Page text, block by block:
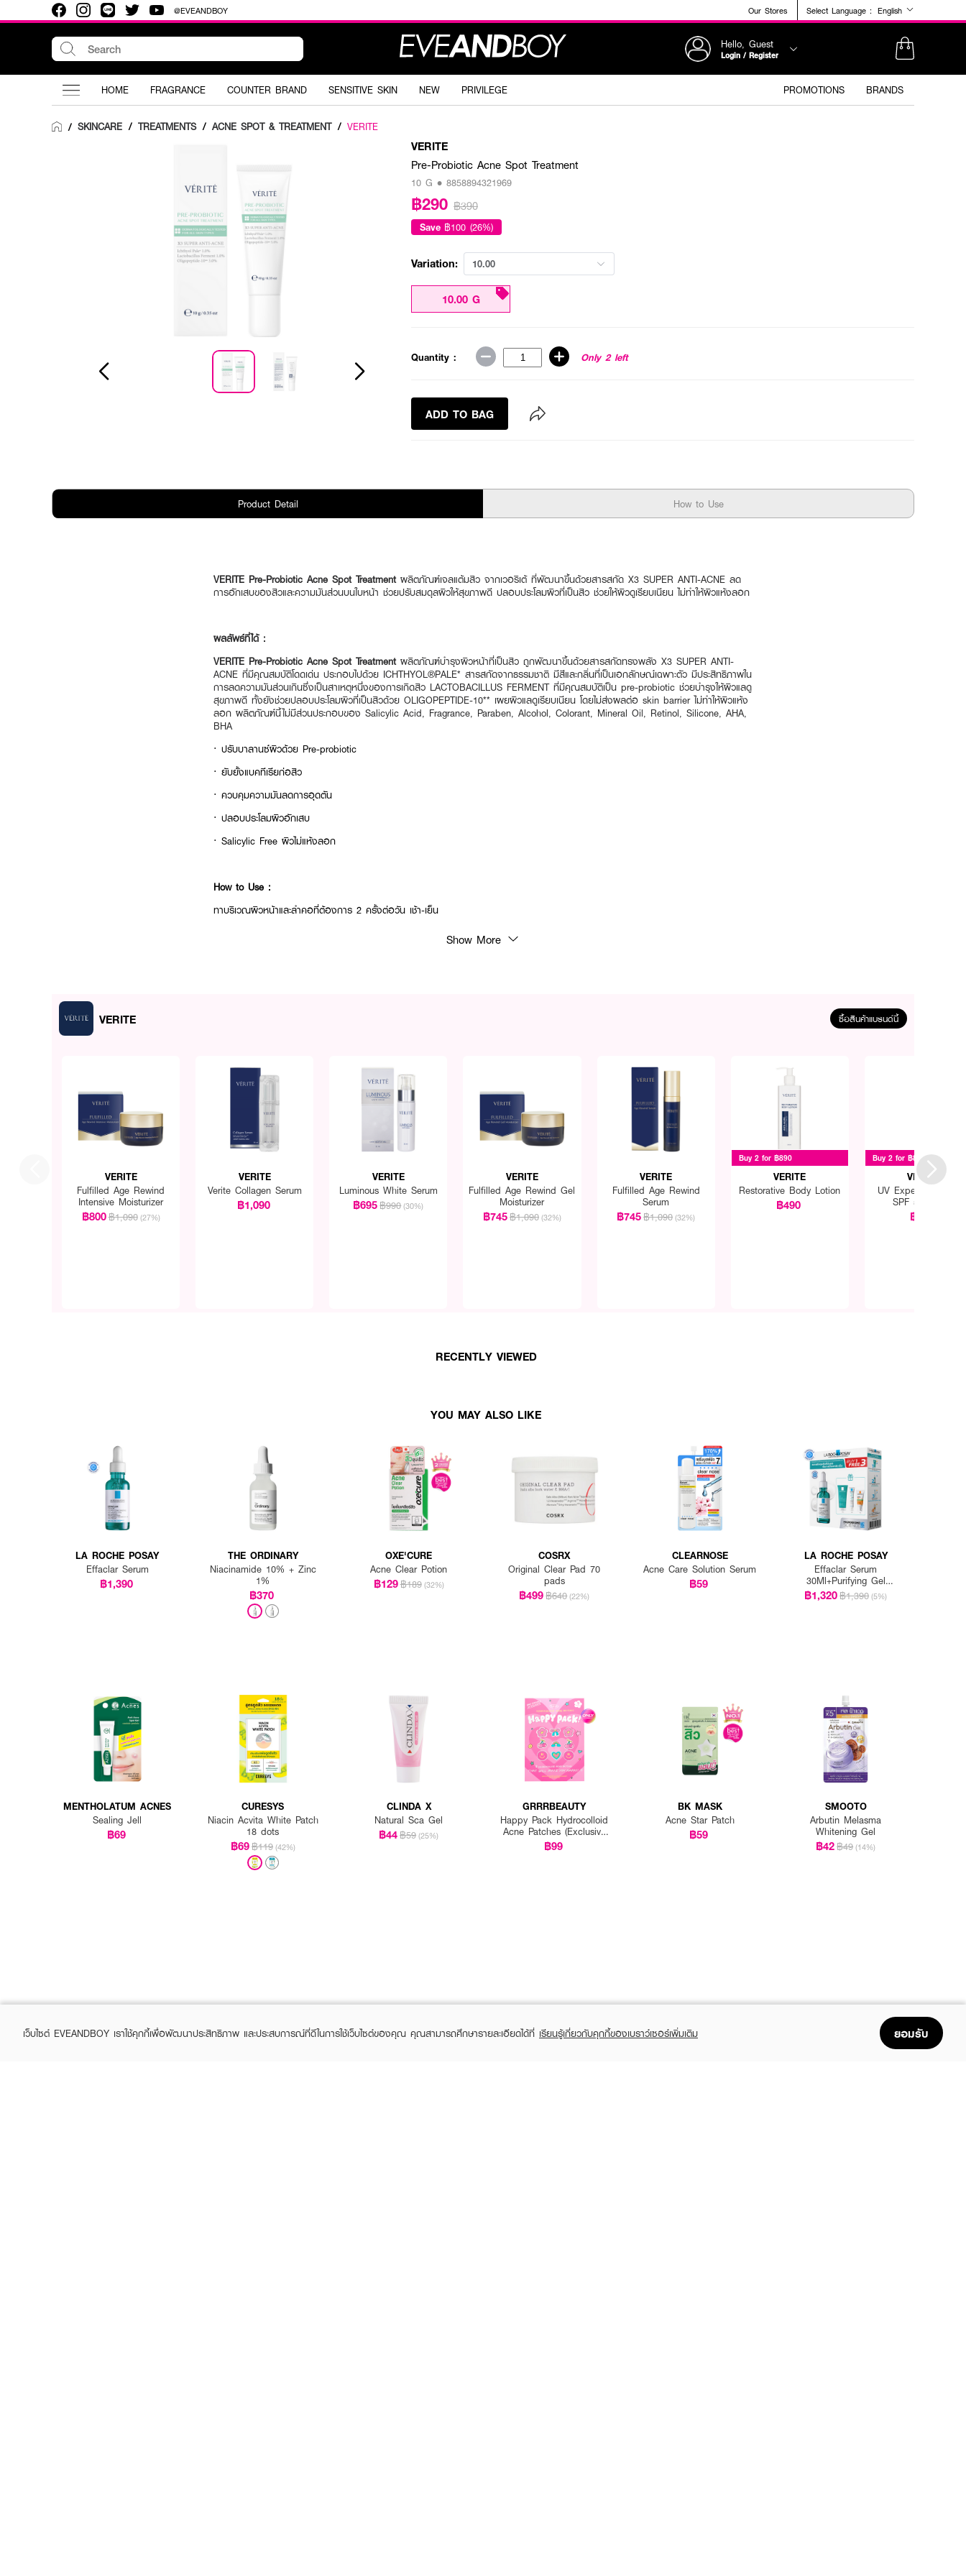
@EVEANDBOY Our Stores Select Language : English
Hello, Guest
Login / Register
HOME FRAGRANCE COUNTER BRAND SENSITIVE SKIN NEW PRIVILEGE PROMOTIONS BRANDS
/ SKINCARE / TREATMENTS / ACNE SPOT & TREATMENT / VERITE
VERITE
Pre-Probiotic Acne Spot Treatment
10 G • 8858894321969
฿290 ฿390
Save ฿100 (26%)
Variation: 10.00
10.00 G
Quantity : Only 2 left
ADD TO BAG
Product Detail How to Use
VERITE Pre-Probiotic Acne Spot Treatment ผลิตภัณฑ์เจลแต้มสิว จากเวอริเต้ ที่พัฒนาขึ้นด้วยสารสกัด X3 SUPER ANTI-ACNE ลด
การอักเสบของสิวและความมันส่วนบนใบหน้า ช่วยปรับสมดุลผิวให้สุขภาพดี ปลอบประโลมผิวที่เป็นสิว ช่วยให้ผิวดูเรียบเนียน ไม่ทำให้ผิวแห้งลอก
ผลลัพธ์ที่ได้ :
VERITE Pre-Probiotic Acne Spot Treatment ผลิตภัณฑ์บำรุงผิวหน้าที่เป็นสิว ถูกพัฒนาขึ้นด้วยสารสกัดทรงพลัง X3 SUPER ANTI-
ACNE ที่มีคุณสมบัติโดดเด่น ประกอบไปด้วย ICHTHYOL®PALE* สารสกัดจากธรรมชาติ มีสีและกลิ่นที่เป็นเอกลักษณ์เฉพาะตัว มีประสิทธิภาพใน
การลดความมันส่วนเกินซึ่งเป็นสาเหตุหนึ่งของการเกิดสิว LACTOBACILLUS FERMENT ที่มีคุณสมบัติเป็น pre-probiotic ช่วยบำรุงให้ผิวแลดู
สุขภาพดี ทั้งยังช่วยปลอบประโลมผิวที่เป็นสิวด้วย OLIGOPEPTIDE-10** เผยผิวแลดูเรียบเนียน โดยไม่ส่งผลต่อ skin barrier ไม่ทำให้ผิวแห้ง
ลอก ผลิตภัณฑ์นี้ไม่มีส่วนประกอบของ Salicylic Acid, Fragrance, Paraben, Alcohol, Colorant, Mineral Oil, Retinol, Silicone, AHA,
BHA
· ปรับบาลานซ์ผิวด้วย Pre-probiotic
· ยับยั้งแบคทีเรียก่อสิว
· ควบคุมความมันลดการอุดตัน
· ปลอบประโลมผิวอักเสบ
· Salicylic Free ผิวไม่แห้งลอก
How to Use :
ทาบริเวณผิวหน้าและลำคอที่ต้องการ 2 ครั้งต่อวัน เช้า-เย็น
Show More
VERITE ซื้อสินค้าแบรนด์นี้
VERITE
Fulfilled Age Rewind
Intensive Moisturizer
฿800฿1,090 (27%)
VERITE
Verite Collagen Serum
฿1,090
VERITE
Luminous White Serum
฿695฿990 (30%)
VERITE
Fulfilled Age Rewind Gel
Moisturizer
฿745฿1,090 (32%)
VERITE
Fulfilled Age Rewind
Serum
฿745฿1,090 (32%)
Buy 2 for ฿890
VERITE
Restorative Body Lotion
฿490
Buy 2 for ฿899
VERITE
UV Expert
SPF 50 PA+++
฿579
RECENTLY VIEWED
YOU MAY ALSO LIKE
LA ROCHE POSAY
Effaclar Serum
฿1,390
THE ORDINARY
Niacinamide 10% + Zinc
1%
฿370
OXE'CURE
Acne Clear Potion
฿129฿189 (32%)
COSRX
Original Clear Pad 70
pads
฿499฿640 (22%)
CLEARNOSE
Acne Care Solution Serum
฿59
LA ROCHE POSAY
Effaclar Serum
30Ml+Purifying Gel
15Ml+Duo+M 3 Ml+Ant Oil
Control Cream 3 Ml
฿1,320฿1,390 (5%)
MENTHOLATUM ACNES
Sealing Jell
฿69
CURESYS
Niacin Acvita White Patch
18 dots
฿69฿119 (42%)
CLINDA X
Natural Sca Gel
฿44฿59 (25%)
GRRRBEAUTY
Happy Pack Hydrocolloid
Acne Patches (Exclusive
EVEANDBOY)
฿99
BK MASK
Acne Star Patch
฿59
SMOOTO
Arbutin Melasma
Whitening Gel
฿42฿49 (14%)
เว็บไซต์ EVEANDBOY เราใช้คุกกี้เพื่อพัฒนาประสิทธิภาพ และประสบการณ์ที่ดีในการใช้เว็บไซต์ของคุณ คุณสามารถศึกษารายละเอียดได้ที่ เรียนรู้เกี่ยวกับคุกกี้ของเบราว์เซอร์เพิ่มเติม ยอมรับ